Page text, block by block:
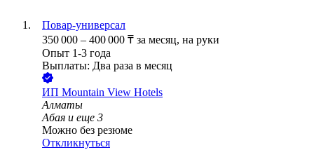
Повар-универсал
350 000 – 400 000 ₸ за месяц, на руки
Опыт 1-3 года
Выплаты: Два раза в месяц
ИП Mountain View Hotels
Алматы
Абая и еще 3
Можно без резюме
Откликнуться